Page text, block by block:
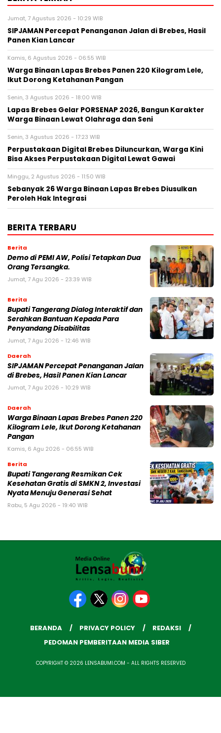
Jumat, 7 Agustus 2026 - 10:29 WIB
SIPJAMAN Percepat Penanganan Jalan di Brebes, Hasil
Panen Kian Lancar
Kamis, 6 Agustus 2026 - 06:55 WIB
Warga Binaan Lapas Brebes Panen 220 Kilogram Lele,
Ikut Dorong Ketahanan Pangan
Senin, 3 Agustus 2026 - 18:00 WIB
Lapas Brebes Gelar PORSENAP 2026, Bangun Karakter
Warga Binaan Lewat Olahraga dan Seni
Senin, 3 Agustus 2026 - 17:23 WIB
Perpustakaan Digital Brebes Diluncurkan, Warga Kini
Bisa Akses Perpustakaan Digital Lewat Gawai
Minggu, 2 Agustus 2026 - 11:50 WIB
Sebanyak 26 Warga Binaan Lapas Brebes Diusulkan
Peroleh Hak Integrasi
BERITA TERBARU
Berita
Demo di PEMI AW, Polisi Tetapkan Dua
Orang Tersangka.
Jumat, 7 Agu 2026 - 23:39 WIB
Berita
Bupati Tangerang Dialog Interaktif dan
Serahkan Bantuan Kepada Para
Penyandang Disabilitas
Jumat, 7 Agu 2026 - 12:46 WIB
Daerah
SIPJAMAN Percepat Penanganan Jalan
di Brebes, Hasil Panen Kian Lancar
Jumat, 7 Agu 2026 - 10:29 WIB
Daerah
Warga Binaan Lapas Brebes Panen 220
Kilogram Lele, Ikut Dorong Ketahanan
Pangan
Kamis, 6 Agu 2026 - 06:55 WIB
Berita
‎Bupati Tangerang Resmikan Cek
Kesehatan Gratis di SMKN 2, Investasi
Nyata Menuju Generasi Sehat
Rabu, 5 Agu 2026 - 19:40 WIB
BERANDA PRIVACY POLICY
REDAKSI
PEDOMAN PEMBERITAAN MEDIA SIBER
COPYRIGHT © 2026 LENSABUMI.COM - ALL RIGHTS RESERVED